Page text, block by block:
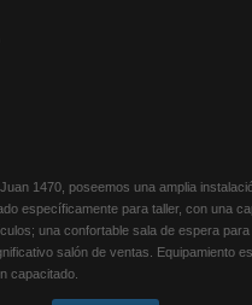
1470, poseemos una amplia
específicamente para taller, con una
una confortable sala de espera
salón de ventas. Equipamiento
capacitado.